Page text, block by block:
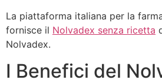
La piattaforma italiana per la
fornisce il Nolvadex senza ricetta
Nolvadex.
I Benefici del